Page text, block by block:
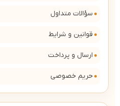
سؤالات متداول
قوانین و شرایط
ارسال و پرداخت
حریم خصوصی